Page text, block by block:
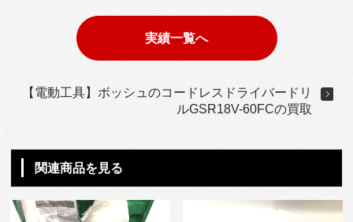
実績一覧へ
【電動工具】ボッシュのコードレスドライバードリ
ルGSR18V-60FCの買取
関連商品を見る